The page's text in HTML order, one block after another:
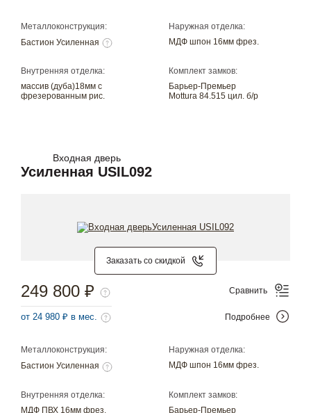
Металлоконструкция:
Бастион Усиленная
Наружная отделка:
МДФ шпон 16мм фрез.
Внутренняя отделка:
массив (дуба)18мм с
фрезерованным рис.
Комплект замков:
Барьер-Премьер
Mottura 84.515 цил. б/р
Входная дверь
Усиленная USIL092
Заказать со скидкой
Металлоконструкция:
Бастион Усиленная
Наружная отделка:
МДФ шпон 16мм фрез.
Внутренняя отделка:
МДФ ПВХ 16мм фрез.
Комплект замков:
Барьер-Премьер
249 800 ₽
от 24 980 ₽ в мес.
Сравнить
Подробнее